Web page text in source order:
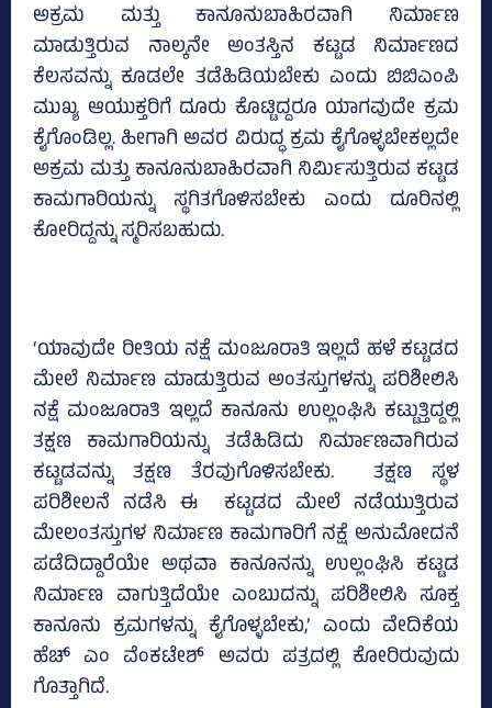
ಅಕ್ರಮ ಮತ್ತು ಕಾನೂನುಬಾಹಿರವಾಗಿ ನಿರ್ಮಾಣ
ಮಾಡುತ್ತಿರುವ ನಾಲ್ಕನೇ ಅಂತಸ್ತಿನ ಕಟ್ಟಡ ನಿರ್ಮಾಣದ
ಕೆಲಸವನ್ನು ಕೂಡಲೇ ತಡೆಹಿಡಿಯಬೇಕು ಎಂದು ಬಿಬಿಎಂಪಿ
ಮುಖ್ಯ ಆಯುಕ್ತರಿಗೆ ದೂರು ಕೊಟ್ಟಿದ್ದರೂ ಯಾಗವುದೇ ಕ್ರಮ
ಕೈಗೊಂಡಿಲ್ಲ. ಹೀಗಾಗಿ ಅವರ ವಿರುದ್ಧ ಕ್ರಮ ಕೈಗೊಳ್ಳಬೇಕಲ್ಲದೇ
ಅಕ್ರಮ ಮತ್ತು ಕಾನೂನುಬಾಹಿರವಾಗಿ ನಿರ್ಮಿಸುತ್ತಿರುವ ಕಟ್ಟಡ
ಕಾಮಗಾರಿಯನ್ನು ಸ್ಥಗಿತಗೊಳಿಸಬೇಕು ಎಂದು ದೂರಿನಲ್ಲಿ
ಕೋರಿದ್ದನ್ನು ಸ್ಮರಿಸಬಹುದು.
‘ಯಾವುದೇ ರೀತಿಯ ನಕ್ಷೆ ಮಂಜೂರಾತಿ ಇಲ್ಲದೆ ಹಳೆ ಕಟ್ಟಡದ
ಮೇಲೆ ನಿರ್ಮಾಣ ಮಾಡುತ್ತಿರುವ ಅಂತಸ್ತುಗಳನ್ನು ಪರಿಶೀಲಿಸಿ
ನಕ್ಷೆ ಮಂಜೂರಾತಿ ಇಲ್ಲದೆ ಕಾನೂನು ಉಲ್ಲಂಘಿಸಿ ಕಟ್ಟುತ್ತಿದ್ದಲ್ಲಿ
ತಕ್ಷಣ ಕಾಮಗಾರಿಯನ್ನು ತಡೆಹಿಡಿದು ನಿರ್ಮಾಣವಾಗಿರುವ
ಕಟ್ಟಡವನ್ನು ತಕ್ಷಣ ತೆರವುಗೊಳಿಸಬೇಕು. ತಕ್ಷಣ ಸ್ಥಳ
ಪರಿಶೀಲನೆ ನಡೆಸಿ ಈ ಕಟ್ಟಡದ ಮೇಲೆ ನಡೆಯುತ್ತಿರುವ
ಮೇಲಂತಸ್ತುಗಳ ನಿರ್ಮಾಣ ಕಾಮಗಾರಿಗೆ ನಕ್ಷೆ ಅನುಮೋದನೆ
ಪಡೆದಿದ್ದಾರೆಯೇ ಅಥವಾ ಕಾನೂನನ್ನು ಉಲ್ಲಂಘಿಸಿ ಕಟ್ಟಡ
ನಿರ್ಮಾಣ ವಾಗುತ್ತಿದೆಯೇ ಎಂಬುದನ್ನು ಪರಿಶೀಲಿಸಿ ಸೂಕ್ತ
ಕಾನೂನು ಕ್ರಮಗಳನ್ನು ಕೈಗೊಳ್ಳಬೇಕು,’ ಎಂದು ವೇದಿಕೆಯ
ಹೆಚ್‌ ಎಂ ವೆಂಕಟೇಶ್‌ ಅವರು ಪತ್ರದಲ್ಲಿ ಕೋರಿರುವುದು
ಗೊತ್ತಾಗಿದೆ.